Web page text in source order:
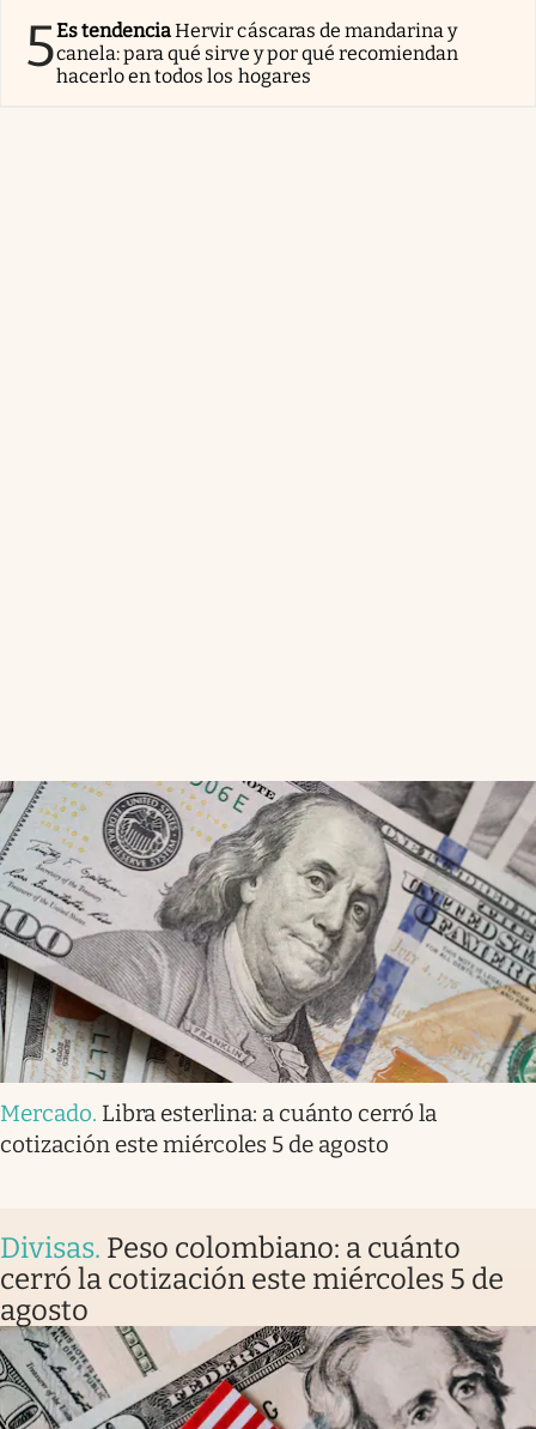
5Es tendenciaHervir cáscaras de mandarina y
canela: para qué sirve y por qué recomiendan
hacerlo en todos los hogares
Mercado. Libra esterlina: a cuánto cerró la
cotización este miércoles 5 de agosto
Divisas. Peso colombiano: a cuánto
cerró la cotización este miércoles 5 de
agosto